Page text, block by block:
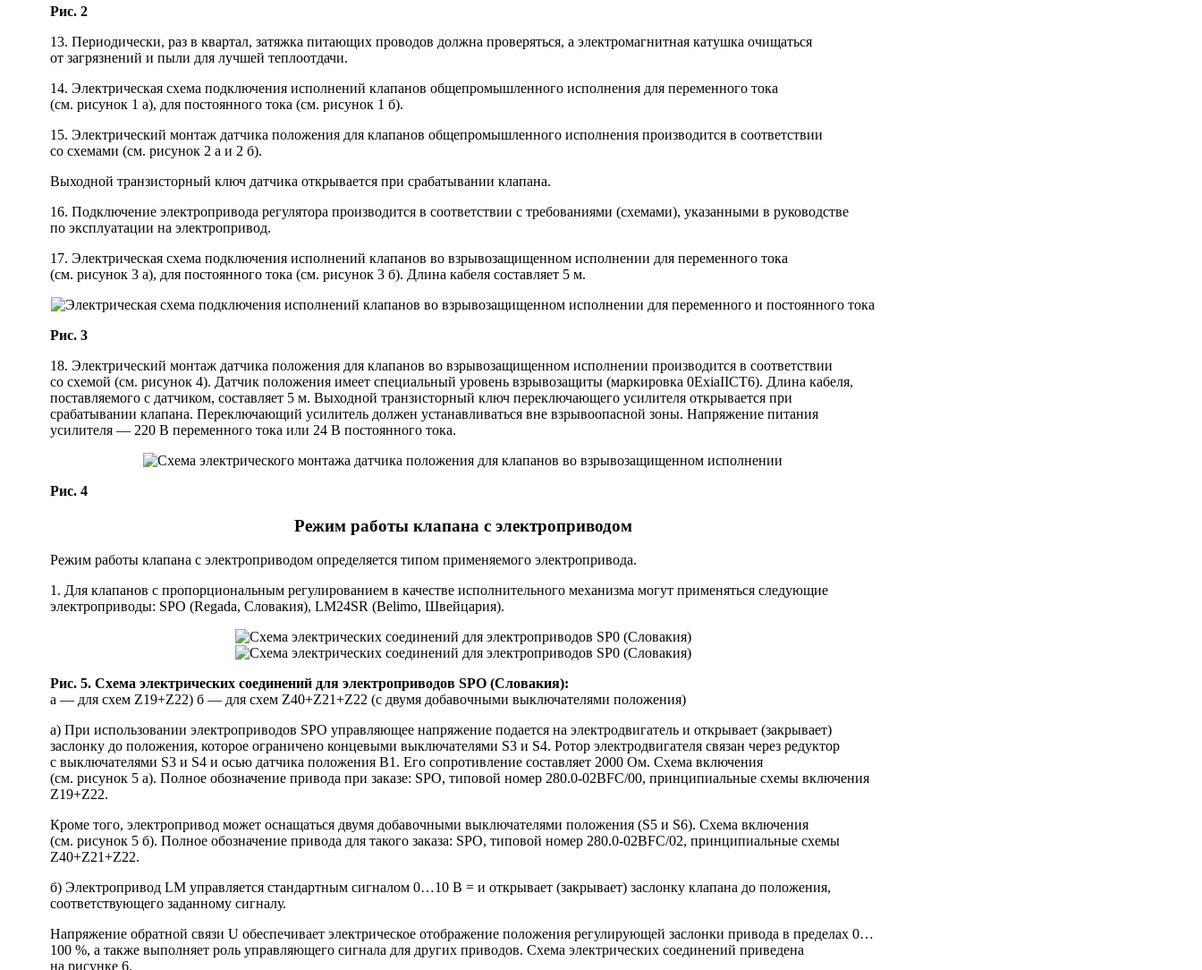
Рис. 2
13. Периодически, раз в квартал, затяжка питающих проводов должна проверяться, а электромагнитная катушка очищаться
от загрязнений и пыли для лучшей теплоотдачи.
14. Электрическая схема подключения исполнений клапанов общепромышленного исполнения для переменного тока
(см. рисунок 1 а), для постоянного тока (см. рисунок 1 б).
15. Электрический монтаж датчика положения для клапанов общепромышленного исполнения производится в соответствии
со схемами (см. рисунок 2 а и 2 б).
Выходной транзисторный ключ датчика открывается при срабатывании клапана.
16. Подключение электропривода регулятора производится в соответствии с требованиями (схемами), указанными в руководстве
по эксплуатации на электропривод.
17. Электрическая схема подключения исполнений клапанов во взрывозащищенном исполнении для переменного тока
(см. рисунок 3 а), для постоянного тока (см. рисунок 3 б). Длина кабеля составляет 5 м.
Рис. 3
18. Электрический монтаж датчика положения для клапанов во взрывозащищенном исполнении производится в соответствии
со схемой (см. рисунок 4). Датчик положения имеет специальный уровень взрывозащиты (маркировка 0ExiaIICT6). Длина кабеля,
поставляемого с датчиком, составляет 5 м. Выходной транзисторный ключ переключающего усилителя открывается при
срабатывании клапана. Переключающий усилитель должен устанавливаться вне взрывоопасной зоны. Напряжение питания
усилителя — 220 В переменного тока или 24 В постоянного тока.
Рис. 4
Режим работы клапана с электроприводом
Режим работы клапана с электроприводом определяется типом применяемого электропривода.
1. Для клапанов с пропорциональным регулированием в качестве исполнительного механизма могут применяться следующие
электроприводы: SPO (Regada, Словакия), LM24SR (Belimo, Швейцария).
Рис. 5. Схема электрических соединений для электроприводов SPO (Словакия):
а — для схем Z19+Z22) б — для схем Z40+Z21+Z22 (с двумя добавочными выключателями положения)
а) При использовании электроприводов SPO управляющее напряжение подается на электродвигатель и открывает (закрывает)
заслонку до положения, которое ограничено концевыми выключателями S3 и S4. Ротор электродвигателя связан через редуктор
с выключателями S3 и S4 и осью датчика положения В1. Его сопротивление составляет 2000 Ом. Схема включения
(см. рисунок 5 а). Полное обозначение привода при заказе: SPO, типовой номер 280.0-02ВFC/00, принципиальные схемы включения
Z19+Z22.
Кроме того, электропривод может оснащаться двумя добавочными выключателями положения (S5 и S6). Схема включения
(см. рисунок 5 б). Полное обозначение привода для такого заказа: SPO, типовой номер 280.0-02ВFC/02, принципиальные схемы
Z40+Z21+Z22.
б) Электропривод LM управляется стандартным сигналом 0…10 В = и открывает (закрывает) заслонку клапана до положения,
соответствующего заданному сигналу.
Напряжение обратной связи U обеспечивает электрическое отображение положения регулирующей заслонки привода в пределах 0…
100 %, а также выполняет роль управляющего сигнала для других приводов. Схема электрических соединений приведена
на рисунке 6.